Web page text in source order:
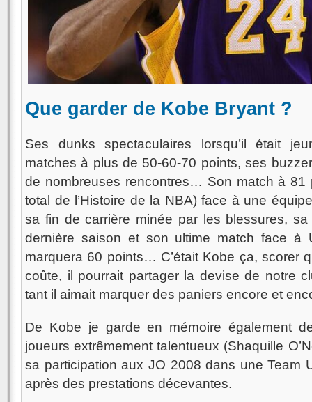
Que garder de Kobe Bryant ?
Ses dunks spectaculaires lorsqu’il était
matches à plus de 50-60-70 points, ses
de nombreuses rencontres… Son match à 81
total de l’Histoire de la NBA) face à une
sa fin de carrière minée par les blessures,
dernière saison et son ultime match face à
marquera 60 points… C’était Kobe ça, scorer
coûte, il pourrait partager la devise de notre
tant il aimait marquer des paniers encore et
De Kobe je garde en mémoire également
joueurs extrêmement talentueux (Shaquille
sa participation aux JO 2008 dans une Team
après des prestations décevantes.